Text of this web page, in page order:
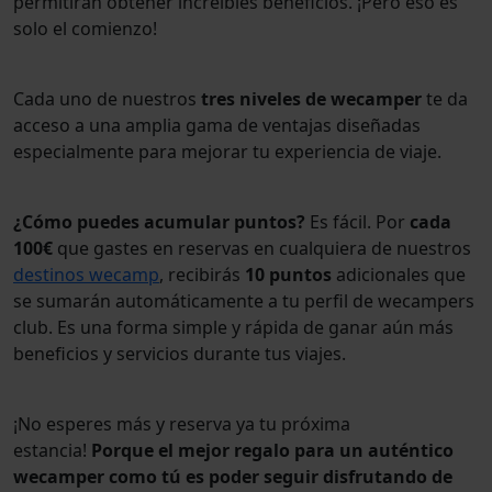
solo el comienzo!
Cada uno de nuestros tres niveles de wecamperte da
acceso a una amplia gama de ventajas diseñadas
especialmente para mejorar tu experiencia de viaje.
¿Cómo puedes acumular puntos? Es fácil. Por cada
100€ que gastes en reservas en cualquiera de nuestros
destinos wecamp, recibirás 10 puntos adicionales que
se sumarán automáticamente a tu perfil de wecampers
club. Es una forma simple y rápida de ganar aún más
beneficios y servicios durante tus viajes.
¡No esperes más y reserva ya tu próxima
estancia! Porque el mejor regalo para un auténtico
wecamper como tú es poder seguir disfrutando de